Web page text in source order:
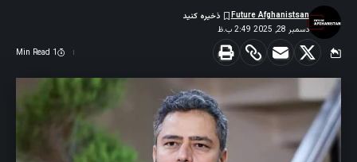
دسمبر 28, 2025 2:49 ب.ظ
Future Afghanistsan
1 Min Read